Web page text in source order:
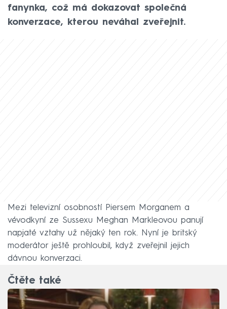
fanynka, což má dokazovat společná
konverzace, kterou neváhal zveřejnit.
Mezi televizní osobností Piersem Morganem a
vévodkyní ze Sussexu Meghan Markleovou panují
napjaté vztahy už nějaký ten rok. Nyní je britský
moderátor ještě prohloubil, když zveřejnil jejich
dávnou konverzaci.
Čtěte také